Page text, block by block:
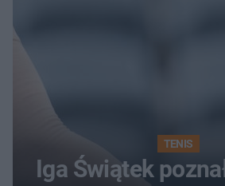
TENIS
Iga Świątek